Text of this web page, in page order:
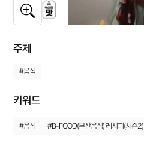
주제
#음식
키워드
#음식 #B-FOOD(부산음식) 레시피(시즌2)